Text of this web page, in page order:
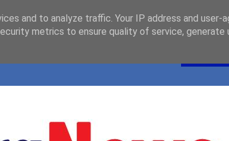
and to analyze traffic. Your IP address and user-
metrics to ensure quality of service, generate